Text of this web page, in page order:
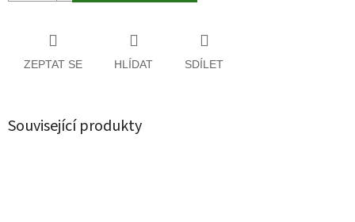
ZEPTAT SE HLÍDAT SDÍLET
Související produkty